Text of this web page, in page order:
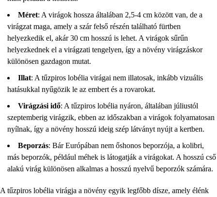
Méret: A virágok hossza általában 2,5-4 cm között van, de a
virágzat maga, amely a szár felső részén található fürtben
helyezkedik el, akár 30 cm hosszú is lehet. A virágok sűrűn
helyezkednek el a virágzati tengelyen, így a növény virágzáskor
különösen gazdagon mutat.
Illat: A tűzpiros lobélia virágai nem illatosak, inkább vizuális
hatásukkal nyűgözik le az embert és a rovarokat.
Virágzási idő: A tűzpiros lobélia nyáron, általában júliustól
szeptemberig virágzik, ebben az időszakban a virágok folyamatosan
nyílnak, így a növény hosszú ideig szép látványt nyújt a kertben.
Beporzás: Bár Európában nem őshonos beporzója, a kolibri,
más beporzók, például méhek is látogatják a virágokat. A hosszú cső
alakú virág különösen alkalmas a hosszú nyelvű beporzók számára.
A tűzpiros lobélia virágja a növény egyik legfőbb dísze, amely élénk